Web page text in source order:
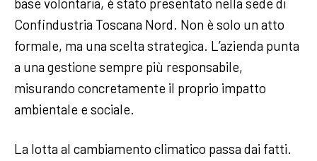
Confindustria Toscana Nord. Non è solo un atto
formale, ma una scelta strategica. L’azienda punta
a una gestione sempre più responsabile,
misurando concretamente il proprio impatto
ambientale e sociale.
La lotta al cambiamento climatico passa dai fatti.